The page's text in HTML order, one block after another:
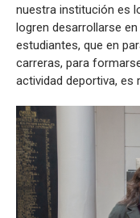
nuestra institución es
logren desarrollarse
estudiantes, que en
carreras, para
actividad deportiva, es